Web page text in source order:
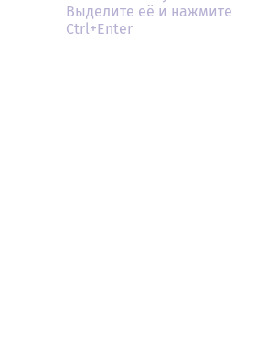
Выделите её и нажмите
Ctrl+Enter